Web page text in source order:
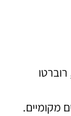
מקומיים.